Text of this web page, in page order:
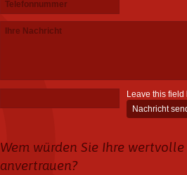
Leave this field
Wem würden Sie Ihre wertvolle
anvertrauen?